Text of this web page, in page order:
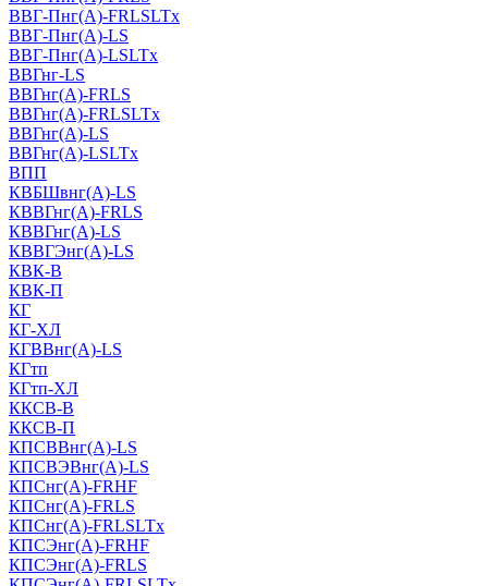
ВВГ-Пнг(А)-FRLSLTx
ВВГ-Пнг(А)-LS
ВВГ-Пнг(А)-LSLTx
ВВГнг-LS
ВВГнг(А)-FRLS
ВВГнг(А)-FRLSLTx
ВВГнг(А)-LS
ВВГнг(А)-LSLTx
ВПП
КВБШвнг(А)-LS
КВВГнг(А)-FRLS
КВВГнг(А)-LS
КВВГЭнг(А)-LS
КВК-В
КВК-П
КГ
КГ-ХЛ
КГВВнг(А)-LS
КГтп
КГтп-ХЛ
ККСВ-В
ККСВ-П
КПСВВнг(А)-LS
КПСВЭВнг(А)-LS
КПСнг(А)-FRHF
КПСнг(А)-FRLS
КПСнг(А)-FRLSLTx
КПСЭнг(А)-FRHF
КПСЭнг(А)-FRLS